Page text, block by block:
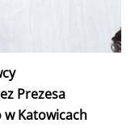
Prezesa
w Katowicach